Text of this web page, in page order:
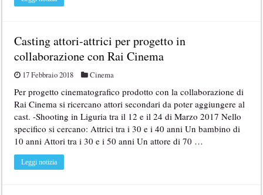
Casting attori-attrici per progetto in
collaborazione con Rai Cinema
17 Febbraio 2018 Cinema
Per progetto cinematografico prodotto con la collaborazione di
Rai Cinema si ricercano attori secondari da poter aggiungere al
cast. -Shooting in Liguria tra il 12 e il 24 di Marzo 2017 Nello
specifico si cercano: Attrici tra i 30 e i 40 anni Un bambino di
10 anni Attori tra i 30 e i 50 anni Un attore di 70 …
Leggi notizia